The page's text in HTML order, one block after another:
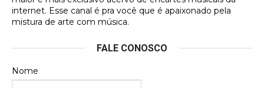
Francierton
futuras aquisições, e olhando o encarte aqui, me
Francierton
internet. Esse canal é pra você que é apaixonado pela
mistura de arte com música.
FALE CONOSCO
Nome